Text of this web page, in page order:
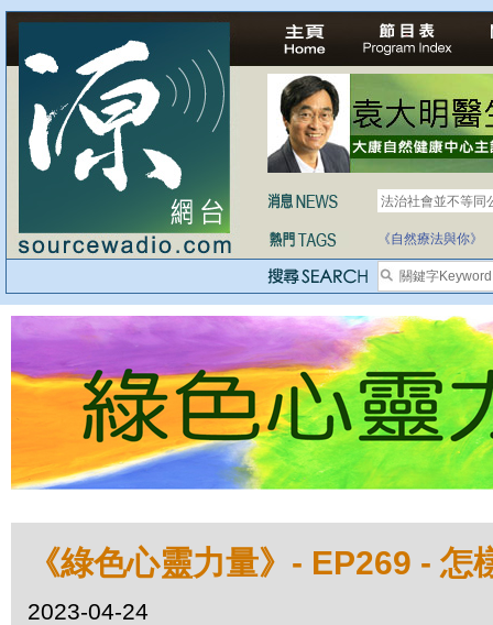
法治社會並不等同
自家教育合法化-
《自然療法與你》
《綠色心靈力量》- EP269 - 怎
2023-04-24